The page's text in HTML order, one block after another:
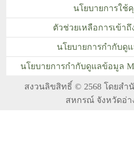
สงวนลิขสิทธิ์ © 2568 โดยสำ
สหกรณ์ จังหวัดอ่า
นโยบายการใช้
ตัวช่วยเหลือการเข้าถึ
นโยบายการกำกับดู
นโยบายการกำกับดูแลข้อมูล